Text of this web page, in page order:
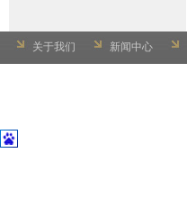
关于我们 新闻中心